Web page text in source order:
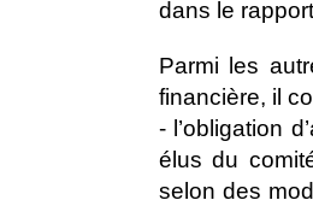
dans le
Parmi les
financière, il
- l’obligation
élus du
selon des